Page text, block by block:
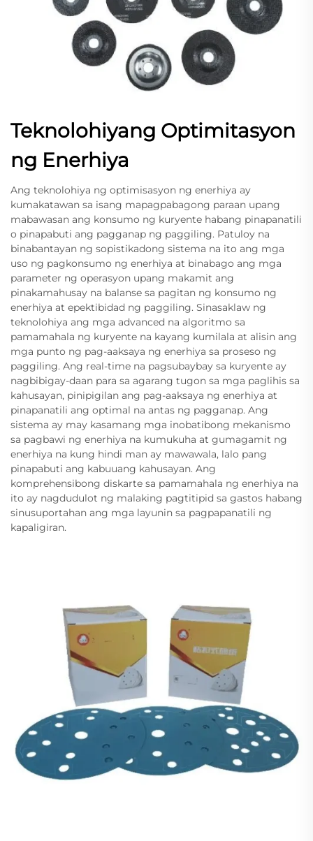
Teknolohiyang Optimitasyon
ng Enerhiya
Ang teknolohiya ng optimisasyon ng enerhiya ay
kumakatawan sa isang mapagpabagong paraan upang
mabawasan ang konsumo ng kuryente habang pinapanatili
o pinapabuti ang pagganap ng paggiling. Patuloy na
binabantayan ng sopistikadong sistema na ito ang mga
uso ng pagkonsumo ng enerhiya at binabago ang mga
parameter ng operasyon upang makamit ang
pinakamahusay na balanse sa pagitan ng konsumo ng
enerhiya at epektibidad ng paggiling. Sinasaklaw ng
teknolohiya ang mga advanced na algoritmo sa
pamamahala ng kuryente na kayang kumilala at alisin ang
mga punto ng pag-aaksaya ng enerhiya sa proseso ng
paggiling. Ang real-time na pagsubaybay sa kuryente ay
nagbibigay-daan para sa agarang tugon sa mga paglihis sa
kahusayan, pinipigilan ang pag-aaksaya ng enerhiya at
pinapanatili ang optimal na antas ng pagganap. Ang
sistema ay may kasamang mga inobatibong mekanismo
sa pagbawi ng enerhiya na kumukuha at gumagamit ng
enerhiya na kung hindi man ay mawawala, lalo pang
pinapabuti ang kabuuang kahusayan. Ang
komprehensibong diskarte sa pamamahala ng enerhiya na
ito ay nagdudulot ng malaking pagtitipid sa gastos habang
sinusuportahan ang mga layunin sa pagpapanatili ng
kapaligiran.